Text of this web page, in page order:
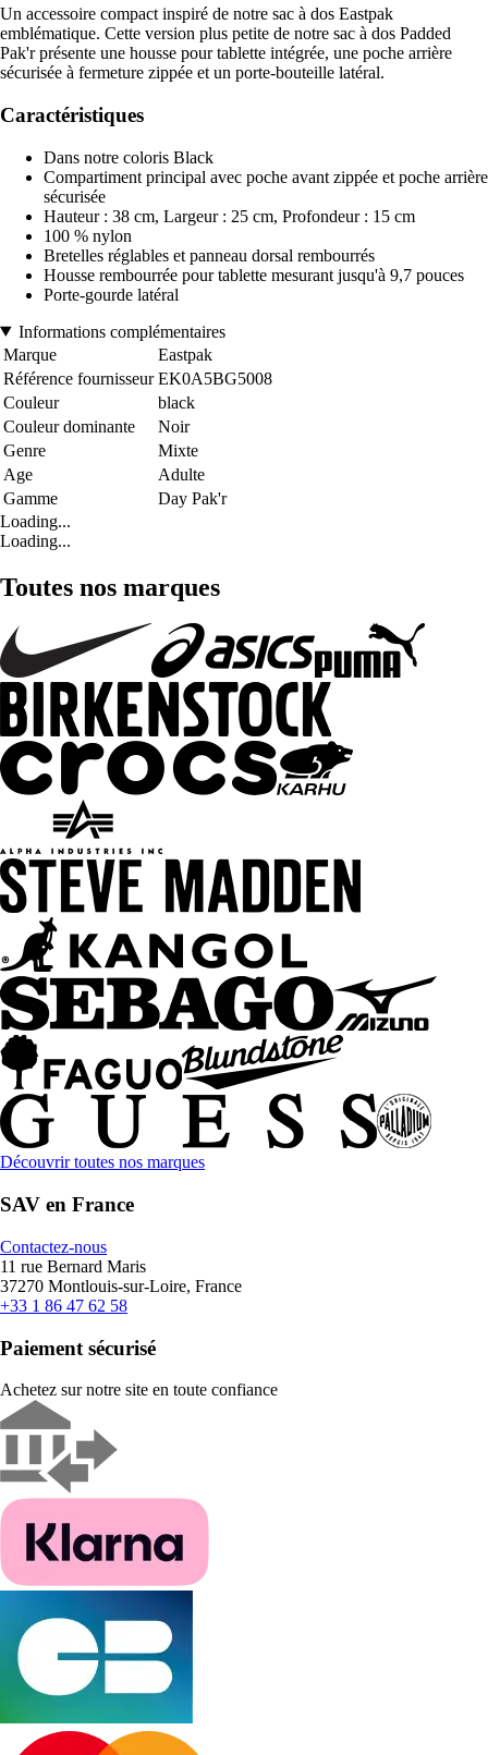
Un accessoire compact inspiré de notre sac à dos Eastpak
emblématique. Cette version plus petite de notre sac à dos Padded
Pak'r présente une housse pour tablette intégrée, une poche arrière
sécurisée à fermeture zippée et un porte-bouteille latéral.
Caractéristiques
Dans notre coloris Black
Compartiment principal avec poche avant zippée et poche arrière
sécurisée
Hauteur : 38 cm, Largeur : 25 cm, Profondeur : 15 cm
100 % nylon
Bretelles réglables et panneau dorsal rembourrés
Housse rembourrée pour tablette mesurant jusqu'à 9,7 pouces
Porte-gourde latéral
Informations complémentaires
Marque
Eastpak
Référence fournisseur EK0A5BG5008
Couleur
black
Couleur dominante
Noir
Genre
Mixte
Age
Adulte
Gamme
Day Pak'r
Loading...
Loading...
Toutes nos marques
Découvrir toutes nos marques
SAV en France
Contactez-nous
11 rue Bernard Maris
37270 Montlouis-sur-Loire, France
+33 1 86 47 62 58
Paiement sécurisé
Achetez sur notre site en toute confiance